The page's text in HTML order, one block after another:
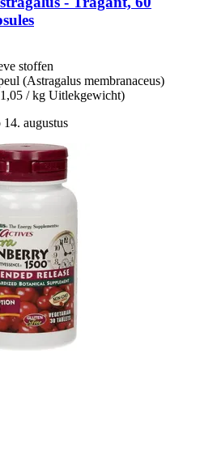
stoffen
(Astragalus membranaceus)
/ kg Uitlekgewicht)
augustus